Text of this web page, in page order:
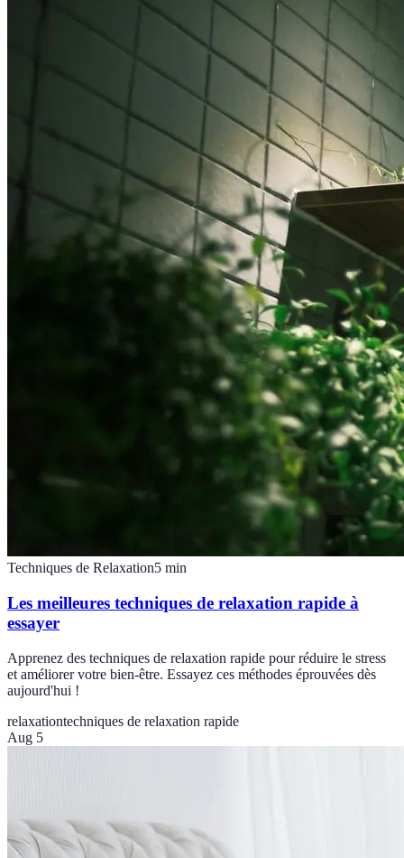
Techniques de Relaxation5 min
Les meilleures techniques de relaxation rapide à
essayer
Apprenez des techniques de relaxation rapide pour réduire le stress
et améliorer votre bien-être. Essayez ces méthodes éprouvées dès
aujourd'hui !
relaxationtechniques de relaxation rapide
Aug 5